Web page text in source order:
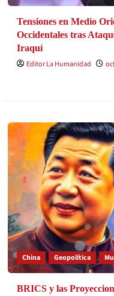
Tensiones en Medio
Occidentales tras
Iraquí
Editor La Humanidad
China Geopolítica
BRICS y las